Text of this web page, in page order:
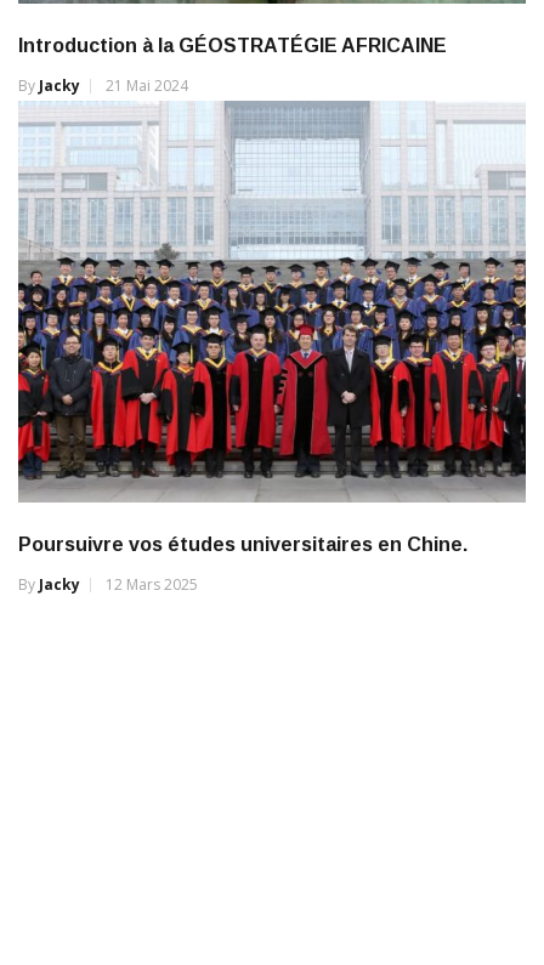
Introduction à la GÉOSTRATÉGIE AFRICAINE
By Jacky 21 Mai 2024
Poursuivre vos études universitaires en Chine.
By Jacky 12 Mars 2025